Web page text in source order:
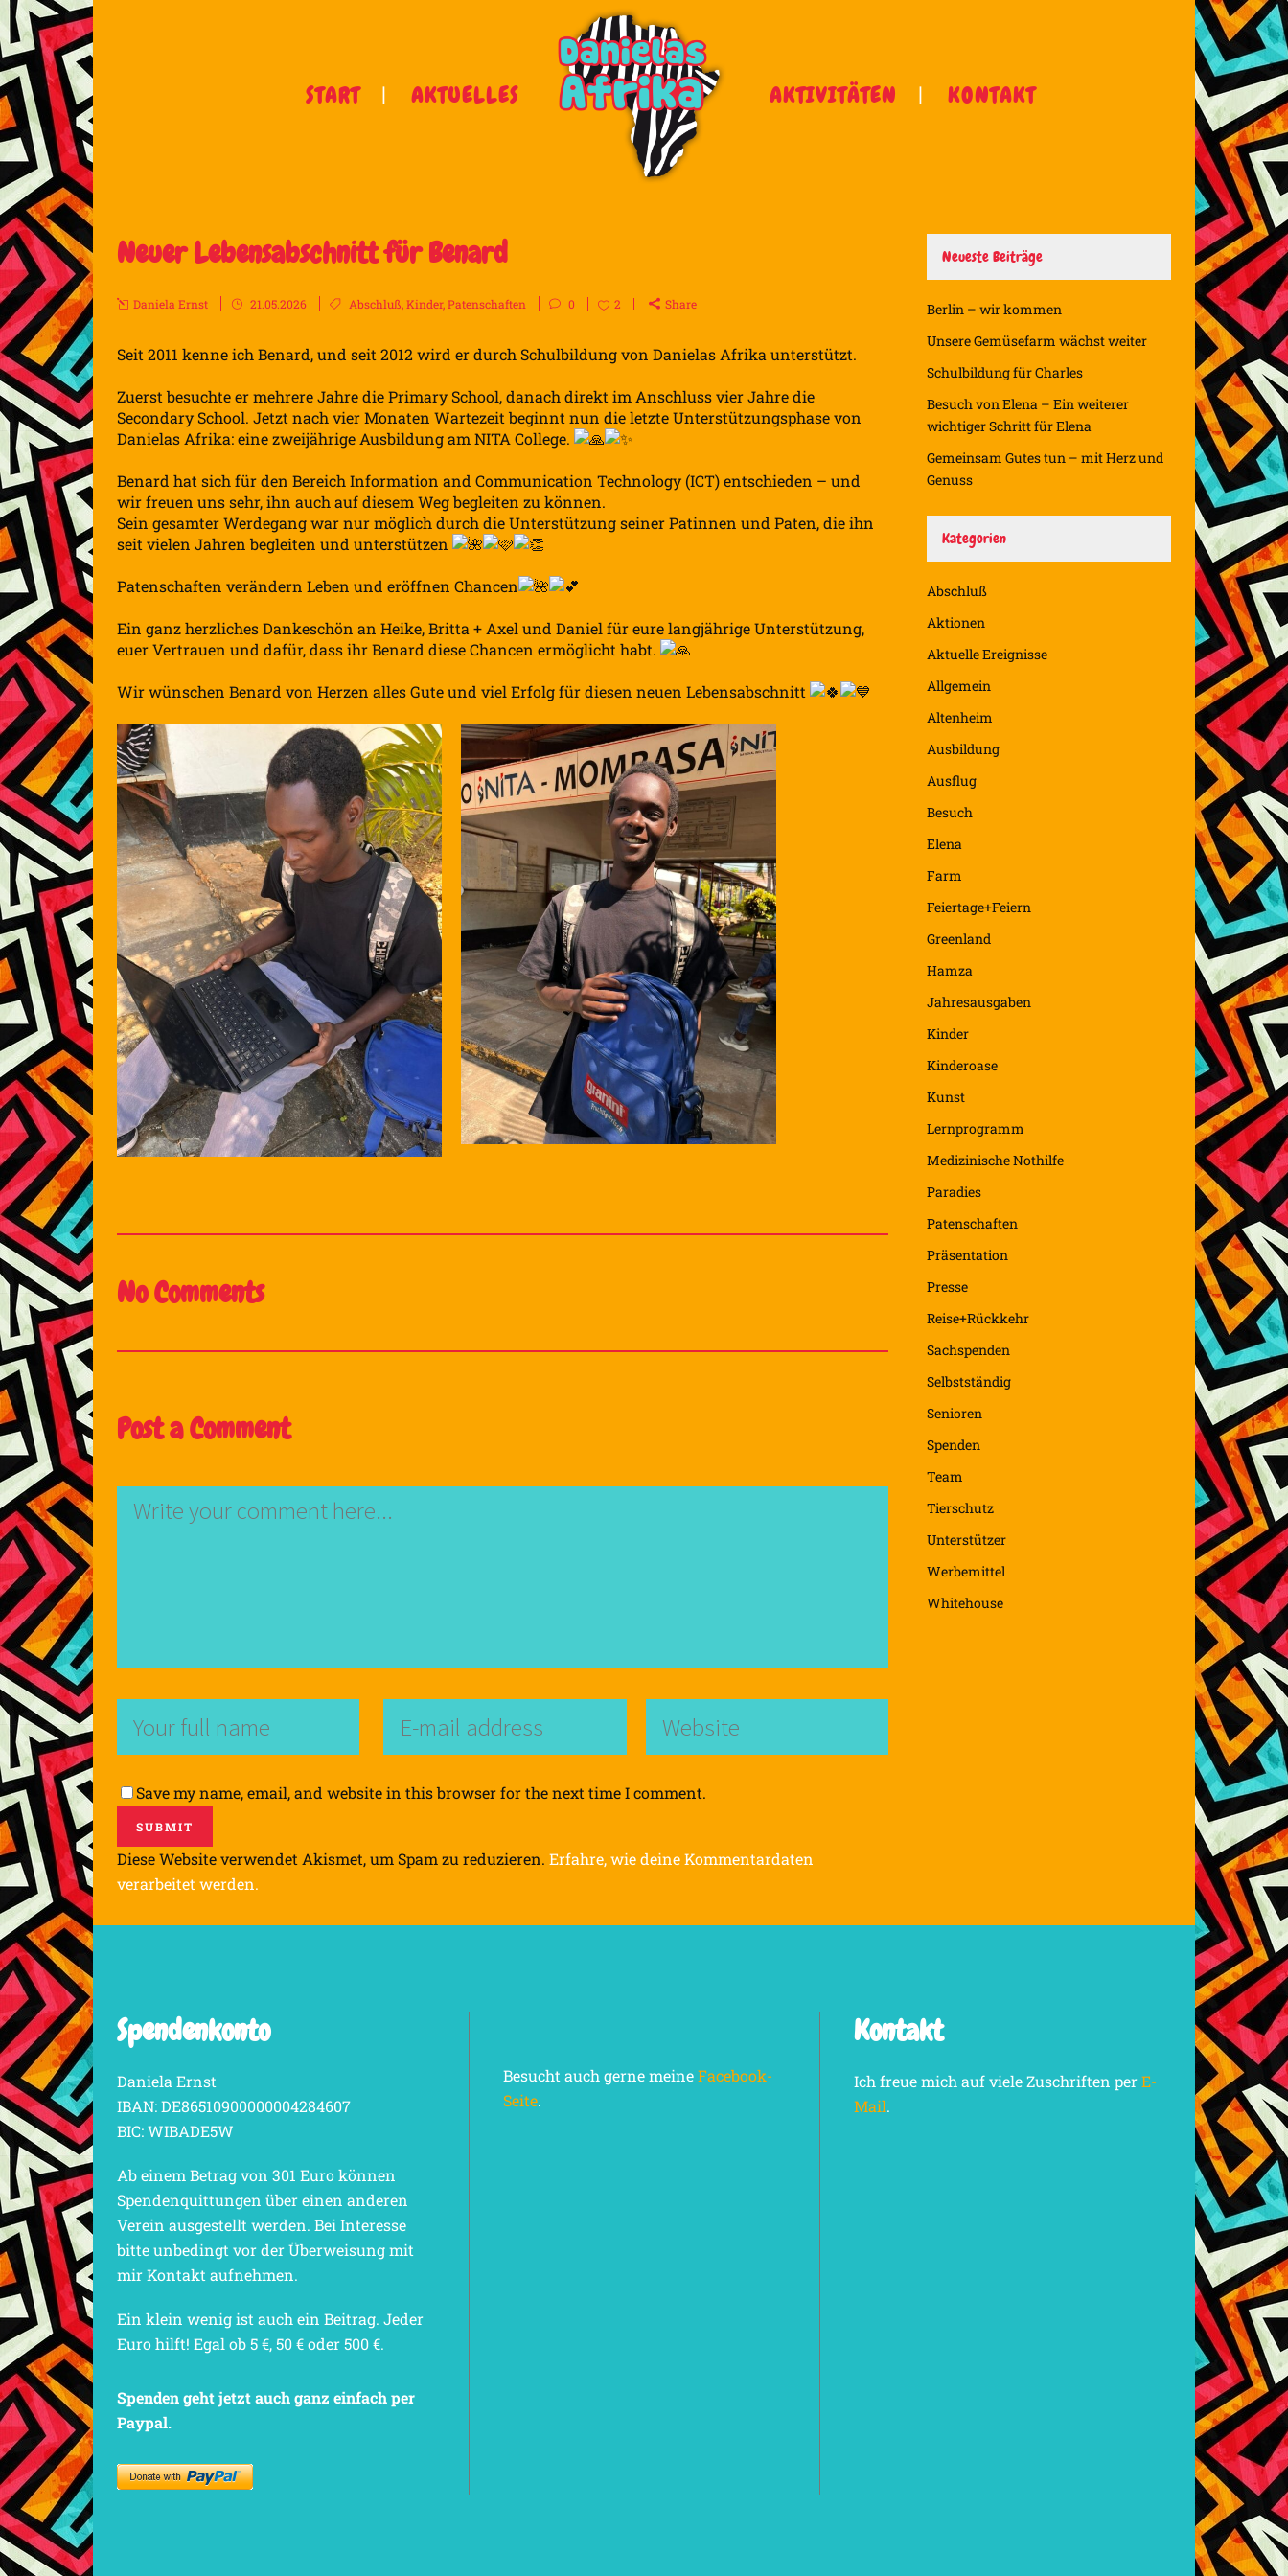
START AKTUELLES AKTIVITÄTEN KONTAKT
Neuer Lebensabschnitt für Benard
Daniela Ernst 21.05.2026 Abschluß,Kinder,Patenschaften 0 2 Share
Seit 2011 kenne ich Benard, und seit 2012 wird er durch Schulbildung von Danielas Afrika unterstützt.
Zuerst besuchte er mehrere Jahre die Primary School, danach direkt im Anschluss vier Jahre die
Secondary School. Jetzt nach vier Monaten Wartezeit beginnt nun die letzte Unterstützungsphase von
Danielas Afrika: eine zweijährige Ausbildung am NITA College.
Benard hat sich für den Bereich Information and Communication Technology (ICT) entschieden – und
wir freuen uns sehr, ihn auch auf diesem Weg begleiten zu können.
Sein gesamter Werdegang war nur möglich durch die Unterstützung seiner Patinnen und Paten, die ihn
seit vielen Jahren begleiten und unterstützen
Patenschaften verändern Leben und eröffnen Chancen
Ein ganz herzliches Dankeschön an Heike, Britta + Axel und Daniel für eure langjährige Unterstützung,
euer Vertrauen und dafür, dass ihr Benard diese Chancen ermöglicht habt.
Wir wünschen Benard von Herzen alles Gute und viel Erfolg für diesen neuen Lebensabschnitt
No Comments
Post a Comment
Save my name, email, and website in this browser for the next time I comment.
Diese Website verwendet Akismet, um Spam zu reduzieren. Erfahre, wie deine Kommentardaten
verarbeitet werden.
Neueste Beiträge
Berlin – wir kommen
Unsere Gemüsefarm wächst weiter
Schulbildung für Charles
Besuch von Elena – Ein weiterer
wichtiger Schritt für Elena
Gemeinsam Gutes tun – mit Herz und
Genuss
Kategorien
Abschluß
Aktionen
Aktuelle Ereignisse
Allgemein
Altenheim
Ausbildung
Ausflug
Besuch
Elena
Farm
Feiertage+Feiern
Greenland
Hamza
Jahresausgaben
Kinder
Kinderoase
Kunst
Lernprogramm
Medizinische Nothilfe
Paradies
Patenschaften
Präsentation
Presse
Reise+Rückkehr
Sachspenden
Selbstständig
Senioren
Spenden
Team
Tierschutz
Unterstützer
Werbemittel
Whitehouse
Spendenkonto
Daniela Ernst
IBAN: DE86510900000004284607
BIC: WIBADE5W
Ab einem Betrag von 301 Euro können
Spendenquittungen über einen anderen
Verein ausgestellt werden. Bei Interesse
bitte unbedingt vor der Überweisung mit
mir Kontakt aufnehmen.
Ein klein wenig ist auch ein Beitrag. Jeder
Euro hilft! Egal ob 5 €, 50 € oder 500 €.
Spenden geht jetzt auch ganz einfach per
Paypal.
Besucht auch gerne meineFacebook-
Seite.
Kontakt
Ich freue mich auf viele Zuschriften perE-
Mail.